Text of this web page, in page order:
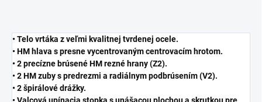
• Telo vrtáka z veľmi kvalitnej tvrdenej ocele.
• HM hlava s presne vycentrovaným centrovacím hrotom.
• 2 precízne brúsené HM rezné hrany (Z2).
• 2 HM zuby s predrezmi a radiálnym podbrúsením (V2).
• 2 špirálové drážky.